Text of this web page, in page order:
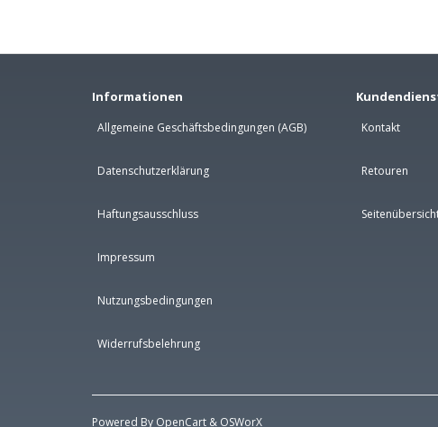
Informationen
Allgemeine Geschäftsbedingungen (AGB)
Datenschutzerklärung
Haftungsausschluss
Impressum
Nutzungsbedingungen
Widerrufsbelehrung
Kontakt
Retouren
Powered By OpenCart & OSWorX